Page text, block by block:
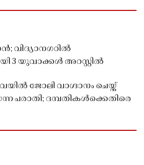
വിദ്യാനഗറിൽ
3 യുവാക്കൾ അറസ്റ്റിൽ
ജോലി വാഗ്ദാനം ചെയ്ത്
പരാതി; ദമ്പതികൾക്കെതിരെ